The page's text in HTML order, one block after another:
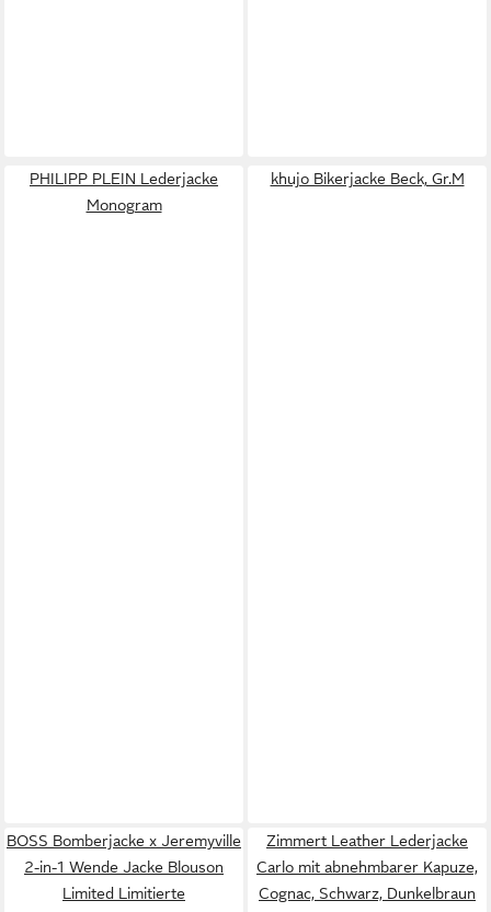
PHILIPP PLEIN Lederjacke
Monogram
khujo Bikerjacke Beck, Gr.M
BOSS Bomberjacke x Jeremyville
2-in-1 Wende Jacke Blouson
Limited Limitierte
Zimmert Leather Lederjacke
Carlo mit abnehmbarer Kapuze,
Cognac, Schwarz, Dunkelbraun